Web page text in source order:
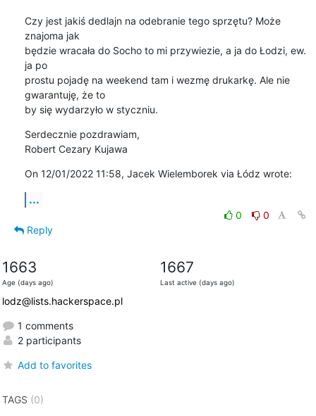
Czy jest jakiś dedlajn na odebranie tego sprzętu? Może
znajoma jak
będzie wracała do Socho to mi przywiezie, a ja do Łodzi, ew.
ja po
prostu pojadę na weekend tam i wezmę drukarkę. Ale nie
gwarantuję, że to
by się wydarzyło w styczniu.
Serdecznie pozdrawiam,
Robert Cezary Kujawa
On 12/01/2022 11:58, Jacek Wielemborek via Łódz wrote:
...
0
0
Reply
1663
Age (days ago)
1667
Last active (days ago)
lodz@lists.hackerspace.pl
1 comments
2 participants
Add to favorites
TAGS (0)